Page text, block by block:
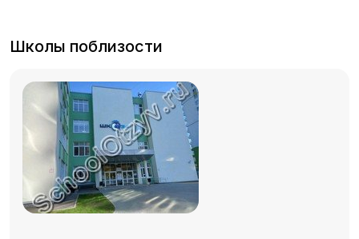
Школы поблизости